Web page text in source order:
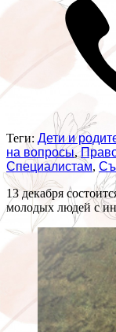
Теги: Дети и
на вопросы,
Специалистам,
13 декабря
молодых людей с